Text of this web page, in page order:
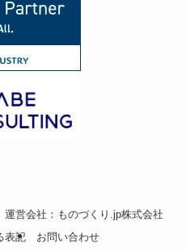
運営会社：ものづくり.jp株式会社
表記
お問い合わせ